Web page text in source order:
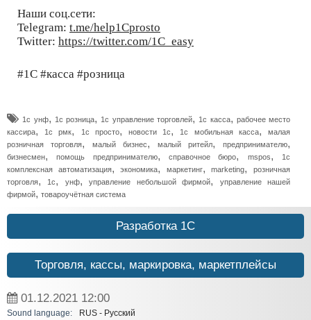
Наши соц.сети:
Telegram: t.me/help1Cprosto
Twitter: https://twitter.com/1C_easy
#1С #касса #розница
1с унф, 1c розница, 1с управление торговлей, 1с касса, рабочее место
кассира, 1с рмк, 1с просто,новости 1с, 1с мобильная касса,малая
розничная торговля, малый бизнес, малый ритейл, предпринимателю,
бизнесмен,помощь предпринимателю,справочное бюро, mspos,
1с
комплексная автоматизация,экономика, маркетинг,marketing,розничная
торговля, 1с, унф,управление небольшой фирмой,
управление нашей
фирмой, товароучётная система
Разработка 1С
Торговля, кассы, маркировка, маркетплейсы
01.12.2021 12:00
Sound language:
RUS - Русский